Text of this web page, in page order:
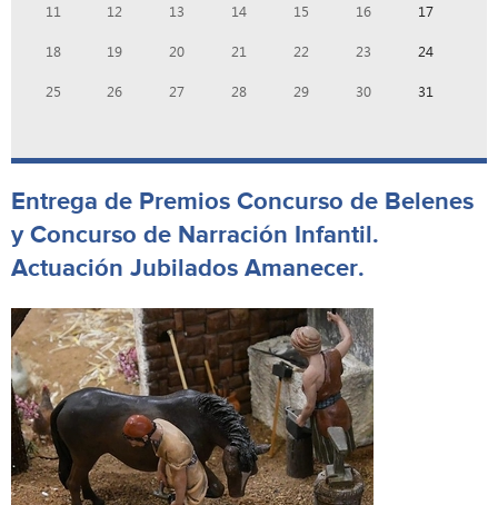
11 12 13 14 15 16 17
18 19 20 21 22 23 24
25 26 27 28 29 30 31
Entrega de Premios Concurso de Belenes
y Concurso de Narración Infantil.
Actuación Jubilados Amanecer.